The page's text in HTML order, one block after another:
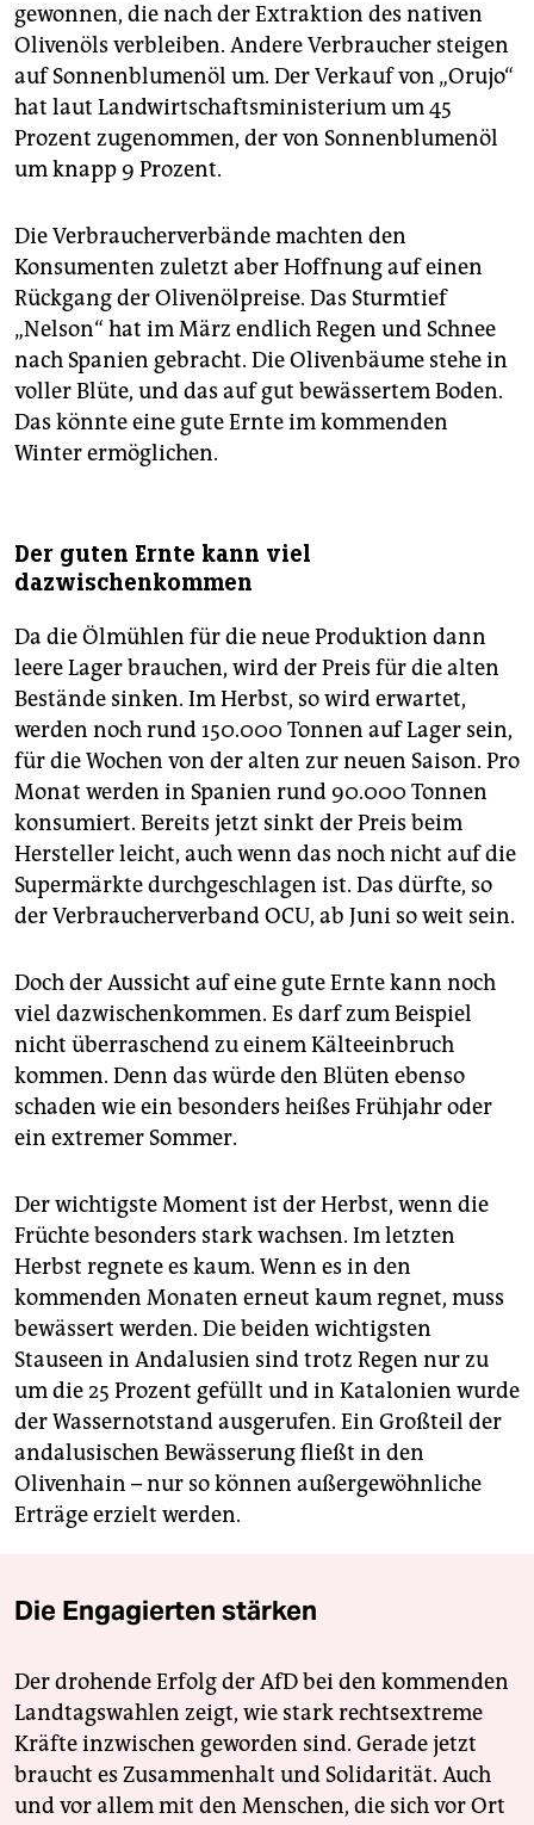
gewonnen, die nach der Extraktion des nativen
Olivenöls verbleiben. Andere Verbraucher steigen
auf Sonnenblumenöl um. Der Verkauf von „Orujo“
hat laut Landwirtschaftsministerium um 45
Prozent zugenommen, der von Sonnenblumenöl
um knapp 9 Prozent.
Die Verbraucherverbände machten den
Konsumenten zuletzt aber Hoffnung auf einen
Rückgang der Olivenölpreise. Das Sturmtief
„Nelson“ hat im März endlich Regen und Schnee
nach Spanien gebracht. Die Olivenbäume stehe in
voller Blüte, und das auf gut bewässertem Boden.
Das könnte eine gute Ernte im kommenden
Winter ermöglichen.
Der guten Ernte kann viel
dazwischenkommen
Da die Ölmühlen für die neue Produktion dann
leere Lager brauchen, wird der Preis für die alten
Bestände sinken. Im Herbst, so wird erwartet,
werden noch rund 150.000 Tonnen auf Lager sein,
für die Wochen von der alten zur neuen Saison. Pro
Monat werden in Spanien rund 90.000 Tonnen
konsumiert. Bereits jetzt sinkt der Preis beim
Hersteller leicht, auch wenn das noch nicht auf die
Supermärkte durchgeschlagen ist. Das dürfte, so
der Verbraucherverband OCU, ab Juni so weit sein.
Doch der Aussicht auf eine gute Ernte kann noch
viel dazwischenkommen. Es darf zum Beispiel
nicht überraschend zu einem Kälteeinbruch
kommen. Denn das würde den Blüten ebenso
schaden wie ein besonders heißes Frühjahr oder
ein extremer Sommer.
Der wichtigste Moment ist der Herbst, wenn die
Früchte besonders stark wachsen. Im letzten
Herbst regnete es kaum. Wenn es in den
kommenden Monaten erneut kaum regnet, muss
bewässert werden. Die beiden wichtigsten
Stauseen in Andalusien sind trotz Regen nur zu
um die 25 Prozent gefüllt und in Katalonien wurde
der Wassernotstand ausgerufen. Ein Großteil der
andalusischen Bewässerung fließt in den
Olivenhain – nur so können außergewöhnliche
Erträge erzielt werden.
Die Engagierten stärken
Der drohende Erfolg der AfD bei den kommenden
Landtagswahlen zeigt, wie stark rechtsextreme
Kräfte inzwischen geworden sind. Gerade jetzt
braucht es Zusammenhalt und Solidarität. Auch
und vor allem mit den Menschen, die sich vor Ort